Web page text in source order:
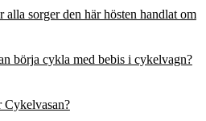
alla sorger den här hösten handlat om
börja cykla med bebis i cykelvagn?
Cykelvasan?